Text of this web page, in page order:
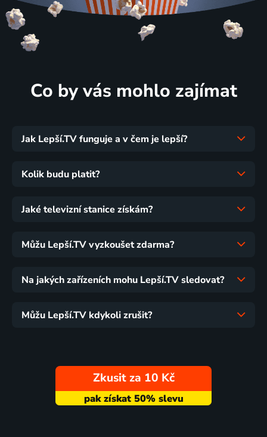
Co by vás mohlo zajímat
Jak Lepší.TV funguje a v čem je lepší?
Kolik budu platit?
Jaké televizní stanice získám?
Můžu Lepší.TV vyzkoušet zdarma?
Na jakých zařízeních mohu Lepší.TV sledovat?
Můžu Lepší.TV kdykoli zrušit?
Zkusit za 10 Kč